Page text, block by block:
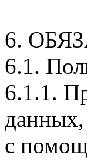
6.
6.1.
6.1.1.
с